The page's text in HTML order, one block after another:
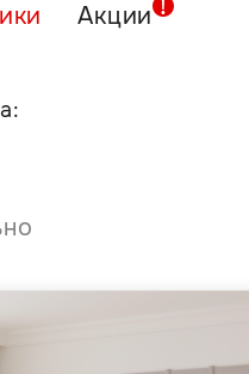
Акции